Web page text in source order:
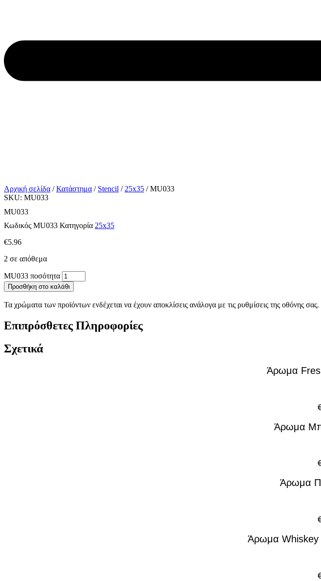
Αρχική σελίδα /Κατάστημα / Stencil / 25x35 / MU033
SKU: MU033
MU033
Κωδικός MU033 Κατηγορία 25x35
€5.96
2 σε απόθεμα
MU033 ποσότητα
Προσθήκη στο καλάθι
Τα χρώματα των προϊόντων ενδέχεται να έχουν αποκλίσεις ανάλογα με τις ρυθμίσεις της οθόνης σας.
Επιπρόσθετες Πληροφορίες
Σχετικά
Άρωμα
Άρωμα
Άρωμα
Άρωμα Whiskey